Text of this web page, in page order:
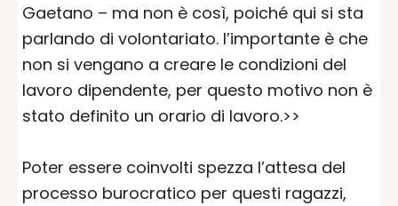
Gaetano – ma non è così, poiché qui si sta
parlando di volontariato. l’importante è che
non si vengano a creare le condizioni del
lavoro dipendente, per questo motivo non è
stato definito un orario di lavoro.>>
Poter essere coinvolti spezza l’attesa del
processo burocratico per questi ragazzi,